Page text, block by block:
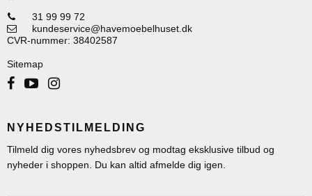
31 99 99 72
kundeservice@havemoebelhuset.dk
CVR-nummer: 38402587
Sitemap
NYHEDSTILMELDING
Tilmeld dig vores nyhedsbrev og modtag eksklusive tilbud og
nyheder i shoppen. Du kan altid afmelde dig igen.